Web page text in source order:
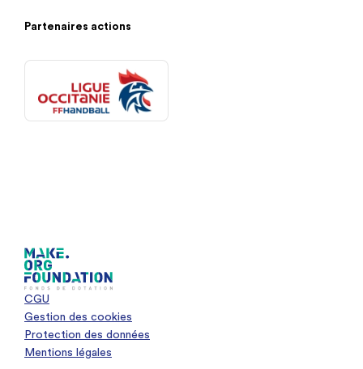
Partenaires actions
CGU
Gestion des cookies
Protection des données
Mentions légales